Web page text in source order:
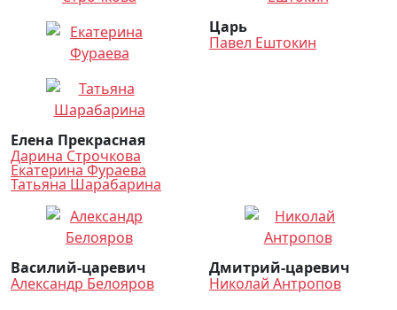
Елена Прекрасная
Дарина Строчкова
Екатерина Фураева
Татьяна Шарабарина
Царь
Павел Ештокин
Василий-царевич
Александр Белояров
Дмитрий-царевич
Николай Антропов